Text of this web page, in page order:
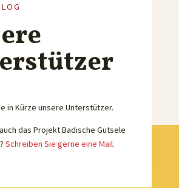
in Kürze unsere Unterstützer.
das Projekt Badische Gutsele
Schreiben Sie gerne eine Mail.